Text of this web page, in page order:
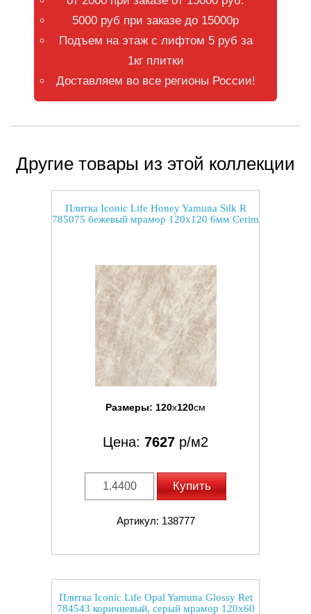
5000 руб при заказе до 15000р
Подъем на этаж с лифтом 5 руб за
1кг плитки
Доставляем во все регионы России!
Другие товары из этой коллекции
Плитка Iconic Life Honey Yamuna Silk R
785075 бежевый мрамор 120x120 6мм Cerim
Размеры: 120x120см
Цена: 7627 р/м2
Купить
Артикул: 138777
Плитка Iconic Life Opal Yamuna Glossy Ret
784543 коричневый, серый мрамор 120x60